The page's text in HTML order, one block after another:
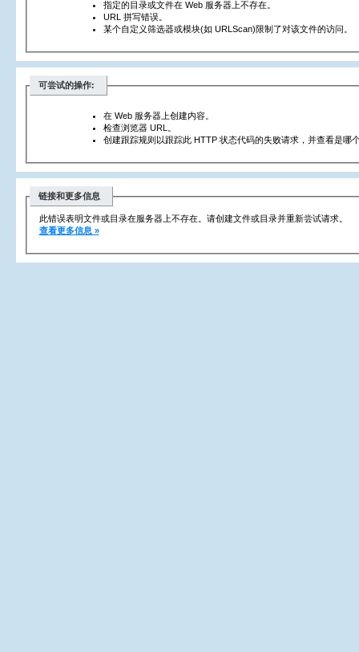
指定的目录或文件在 Web 服务器上不存在。
URL 拼写错误。
某个自定义筛选器或模块(如 URLScan)限制了对该文件的访问。
可尝试的操作:
在 Web 服务器上创建内容。
检查浏览器 URL。
创建跟踪规则以跟踪此 HTTP 状态代码的失败请求，并查看是哪
链接和更多信息
此错误表明文件或目录在服务器上不存在。请创建文件或目录并重新尝试请求。
查看更多信息 »